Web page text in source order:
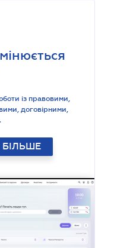
із правовими,
договірними,
БІЛЬШЕ